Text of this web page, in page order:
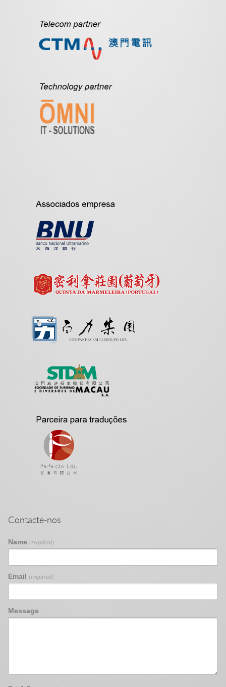
Contacte-nos
Name (required)
Email (required)
Message